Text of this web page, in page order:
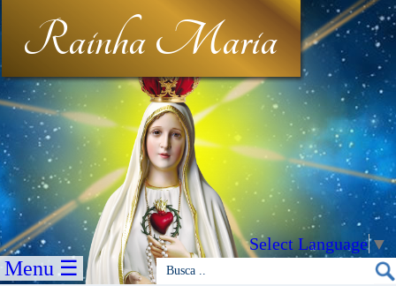
Rainha Maria
Select Language▼
Menu ☰